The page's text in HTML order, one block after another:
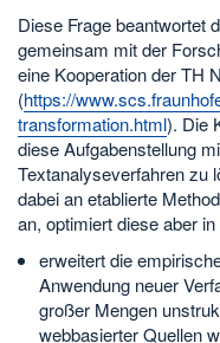
Diese Frage beantwortet
gemeinsam mit der
eine Kooperation der TH
(https://
transformation.html). Die
diese Aufgabenstellung
Textanalyseverfahren zu
dabei an etablierte
an, optimiert diese aber
erweitert die
Anwendung neuer
großer Mengen
webbasierter Quellen